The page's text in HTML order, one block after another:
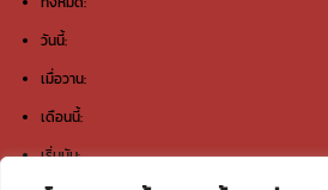
วันนี้:
เมื่อวาน:
เดือนนี้:
เริ่มนับ: